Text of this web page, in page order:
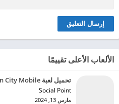
الألعاب الأعلى تقييمًا
تحميل لعبة Dragon City Mobile مهكرة للاندرويد 2024
Social Point‏
مارس 13, 2024